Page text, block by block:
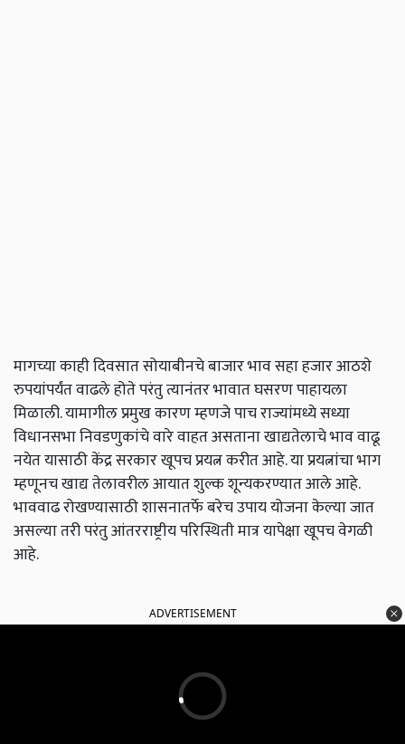
मागच्या काही दिवसात सोयाबीनचे बाजार भाव सहा हजार आठशे
रुपयांपर्यंत वाढले होते परंतु त्यानंतर भावात घसरण पाहायला
मिळाली. यामागील प्रमुख कारण म्हणजे पाच राज्यांमध्ये सध्या
विधानसभा निवडणुकांचे वारे वाहत असताना खाद्यतेलाचे भाव वाढू
नयेत यासाठी केंद्र सरकार खूपच प्रयत्न करीत आहे. या प्रयत्नांचा भाग
म्हणूनच खाद्य तेलावरील आयात शुल्क शून्यकरण्यात आले आहे.
भाववाढ रोखण्यासाठी शासनातर्फे बरेच उपाय योजना केल्या जात
असल्या तरी परंतु आंतरराष्ट्रीय परिस्थिती मात्र यापेक्षा खूपच वेगळी
आहे.